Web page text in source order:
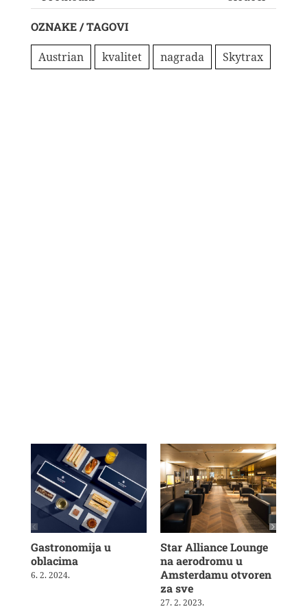
OZNAKE / TAGOVI
Austrian kvalitet nagrada Skytrax
Gastronomija u
oblacima
6. 2. 2024.
Star Alliance Lounge
na aerodromu u
Amsterdamu otvoren
za sve
27. 2. 2023.